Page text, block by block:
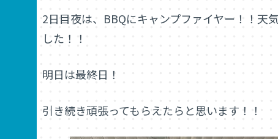
2日目夜は、BBQにキャンプファイヤー！！天
した！！
明日は最終日！
引き続き頑張ってもらえたらと思います！！